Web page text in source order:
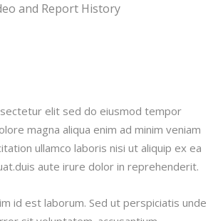
and Report History
elit sed do eiusmod tempor
magna aliqua enim ad minim veniam
ullamco laboris nisi ut aliquip ex ea
aute irure dolor in reprehenderit.
id est laborum. Sed ut perspiciatis unde